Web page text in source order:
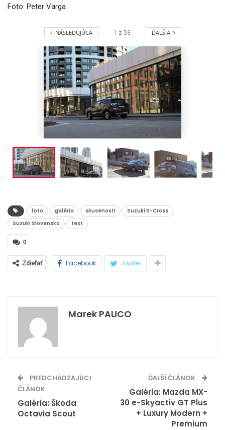
Foto: Peter Varga
NÁSLEDUJÚCA 1 z 53 ĎALŠIA
foto galéria skusenosti
Suzuki S-Cross
Suzuki Slovensko
test
0
Zdieľať Facebook Twitter
Marek PAUCO
PREDCHÁDZAJÚCI
ČLÁNOK
Galéria: Škoda
Octavia Scout
ĎALŠÍ ČLÁNOK
Galéria: Mazda MX-
30 e-Skyactiv GT Plus
+ Luxury Modern +
Premium